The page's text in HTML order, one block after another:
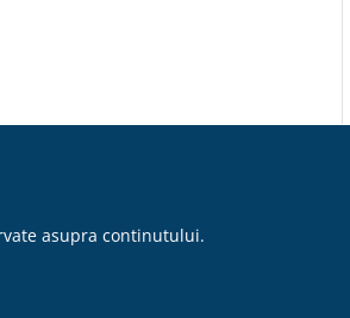
asupra continutului.